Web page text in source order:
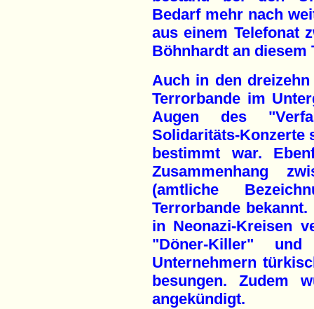
Bedarf mehr nach
aus einem Telefonat
Böhnhardt an diesem
Auch in den
Terrorbande im
Augen des
Solidaritäts-Konzerte
bestimmt war.
Zusammenhang
(amtliche
Terrorbande
in Neonazi-Kreisen
"Döner-Killer"
Unternehmern
besungen. Zudem
angekündigt.